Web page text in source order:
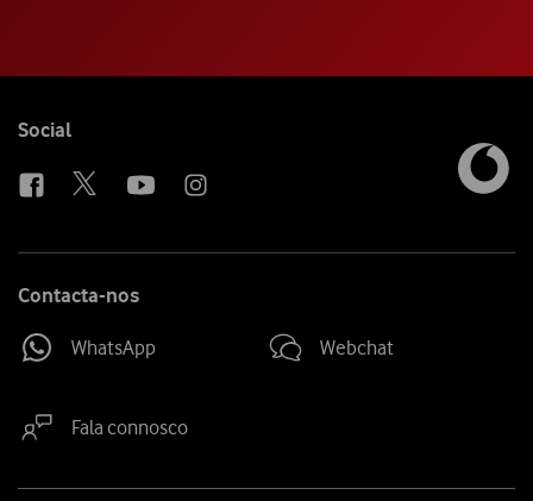
Follow
Social
Contacta-nos
WhatsApp Webchat
Fala connosco